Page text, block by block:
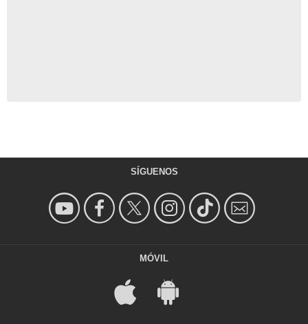
SÍGUENOS
MÓVIL